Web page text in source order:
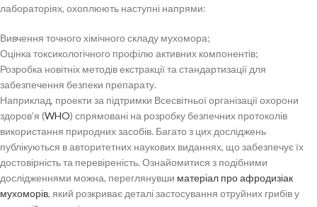
лабораторіях, охоплюють наступні напрями:
Вивчення точного хімічного складу мухомора;
Оцінка токсикологічного профілю активних компонентів;
Розробка новітніх методів екстракції та стандартизації для
забезпечення безпеки препарату.
Наприклад, проекти за підтримки Всесвітньої організації охорони
здоров’я (WHO) спрямовані на розробку безпечних протоколів
використання природних засобів. Багато з цих досліджень
публікуються в авторитетних наукових виданнях, що забезпечує їх
достовірність та перевіреність. Ознайомитися з подібними
дослідженнями можна, переглянувши матеріал про афродизіак
мухоморів, який розкриває деталі застосування отруйних грибів у